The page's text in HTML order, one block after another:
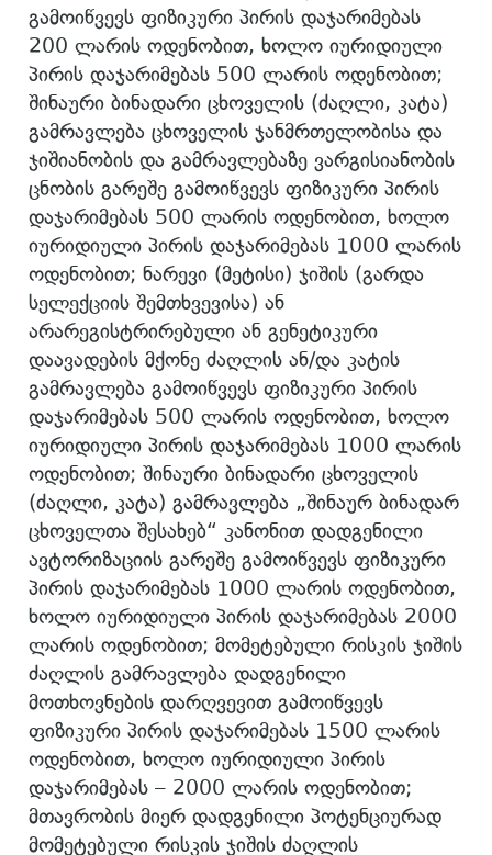
გამოიწვევს ფიზიკური პირის დაჯარიმებას
200 ლარის ოდენობით, ხოლო იურიდიული
პირის დაჯარიმებას 500 ლარის ოდენობით;
შინაური ბინადარი ცხოველის (ძაღლი, კატა)
გამრავლება ცხოველის ჯანმრთელობისა და
ჯიშიანობის და გამრავლებაზე ვარგისიანობის
ცნობის გარეშე გამოიწვევს ფიზიკური პირის
დაჯარიმებას 500 ლარის ოდენობით, ხოლო
იურიდიული პირის დაჯარიმებას 1000 ლარის
ოდენობით; ნარევი (მეტისი) ჯიშის (გარდა
სელექციის შემთხვევისა) ან
არარეგისტრირებული ან გენეტიკური
დაავადების მქონე ძაღლის ან/და კატის
გამრავლება გამოიწვევს ფიზიკური პირის
დაჯარიმებას 500 ლარის ოდენობით, ხოლო
იურიდიული პირის დაჯარიმებას 1000 ლარის
ოდენობით; შინაური ბინადარი ცხოველის
(ძაღლი, კატა) გამრავლება „შინაურ ბინადარ
ცხოველთა შესახებ“ კანონით დადგენილი
ავტორიზაციის გარეშე გამოიწვევს ფიზიკური
პირის დაჯარიმებას 1000 ლარის ოდენობით,
ხოლო იურიდიული პირის დაჯარიმებას 2000
ლარის ოდენობით; მომეტებული რისკის ჯიშის
ძაღლის გამრავლება დადგენილი
მოთხოვნების დარღვევით გამოიწვევს
ფიზიკური პირის დაჯარიმებას 1500 ლარის
ოდენობით, ხოლო იურიდიული პირის
დაჯარიმებას – 2000 ლარის ოდენობით;
მთავრობის მიერ დადგენილი პოტენციურად
მომეტებული რისკის ჯიშის ძაღლის